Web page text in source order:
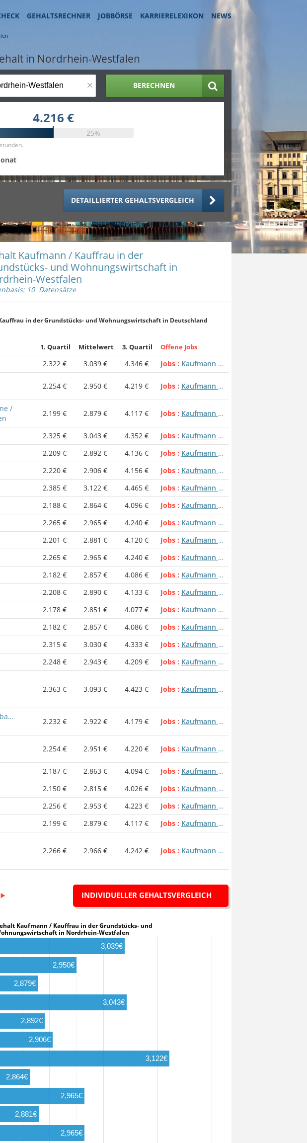
GEHALTSRECHNER JOBBÖRSE KARRIERELEXIKON NEWS
in Nordrhein-Westfalen
× BERECHNEN
4.216 €
25%
DETAILLIERTER GEHALTSVERGLEICH
Kaufmann / Kauffrau in der
und Wohnungswirtschaft in
Westfalen
10 Datensätze
in der Grundstücks- und Wohnungswirtschaft in Deutschland
1. Quartil Mittelwert 3. Quartil Offene Jobs
2.322 € 3.039 € 4.346 € Jobs
Kaufmann / Kauffrau in der Grundstücks- und Wohnungswirtschaft
2.254 € 2.950 € 4.219 € Jobs Kaufmann / Kauffrau in der Grundstücks- und Wohnungswirtschaft
/
2.199 € 2.879 € 4.117 € Jobs Kaufmann / Kauffrau in der Grundstücks- und Wohnungswirtschaft
2.325 € 3.043 € 4.352 € Jobs
Kaufmann / Kauffrau in der Grundstücks- und Wohnungswirtschaft
2.209 € 2.892 € 4.136 € Jobs
Kaufmann / Kauffrau in der Grundstücks- und Wohnungswirtschaft
2.220 € 2.906 € 4.156 € Jobs
Kaufmann / Kauffrau in der Grundstücks- und Wohnungswirtschaft
2.385 € 3.122 € 4.465 € Jobs
Kaufmann / Kauffrau in der Grundstücks- und Wohnungswirtschaft
2.188 € 2.864 € 4.096 € Jobs
Kaufmann / Kauffrau in der Grundstücks- und Wohnungswirtschaft
2.265 € 2.965 € 4.240 € Jobs
Kaufmann / Kauffrau in der Grundstücks- und Wohnungswirtschaft
2.201 € 2.881 € 4.120 € Jobs
Kaufmann / Kauffrau in der Grundstücks- und Wohnungswirtschaft
2.265 € 2.965 € 4.240 € Jobs
Kaufmann / Kauffrau in der Grundstücks- und Wohnungswirtschaft
2.182 € 2.857 € 4.086 € Jobs
Kaufmann / Kauffrau in der Grundstücks- und Wohnungswirtschaft
2.208 € 2.890 € 4.133 € Jobs
Kaufmann / Kauffrau in der Grundstücks- und Wohnungswirtschaft
2.178 € 2.851 € 4.077 € Jobs
Kaufmann / Kauffrau in der Grundstücks- und Wohnungswirtschaft
2.182 € 2.857 € 4.086 € Jobs
Kaufmann / Kauffrau in der Grundstücks- und Wohnungswirtschaft
2.315 € 3.030 € 4.333 € Jobs
Kaufmann / Kauffrau in der Grundstücks- und Wohnungswirtschaft
2.248 € 2.943 € 4.209 € Jobs
Kaufmann / Kauffrau in der Grundstücks- und Wohnungswirtschaft
2.363 € 3.093 € 4.423 € Jobs Kaufmann / Kauffrau in der Grundstücks- und Wohnungswirtschaft
2.232 € 2.922 € 4.179 € Jobs Kaufmann / Kauffrau in der Grundstücks- und Wohnungswirtschaft
2.254 € 2.951 € 4.220 € Jobs Kaufmann / Kauffrau in der Grundstücks- und Wohnungswirtschaft
2.187 € 2.863 € 4.094 € Jobs
Kaufmann / Kauffrau in der Grundstücks- und Wohnungswirtschaft
2.150 € 2.815 € 4.026 € Jobs
Kaufmann / Kauffrau in der Grundstücks- und Wohnungswirtschaft
2.256 € 2.953 € 4.223 € Jobs
Kaufmann / Kauffrau in der Grundstücks- und Wohnungswirtschaft
2.199 € 2.879 € 4.117 € Jobs
Kaufmann / Kauffrau in der Grundstücks- und Wohnungswirtschaft
2.266 € 2.966 € 4.242 € Jobs Kaufmann / Kauffrau in der Grundstücks- und Wohnungswirtschaft
INDIVIDUELLER GEHALTSVERGLEICH
Gehalt Kaufmann / Kauffrau in der Grundstücks- und
in Nordrhein-Westfalen
3,039€
2,950€
2,879€
3,043€
2,892€
2,906€
3,122€
2,864€
2,965€
2,881€
2,965€
und Außenhandel (Großhandel))